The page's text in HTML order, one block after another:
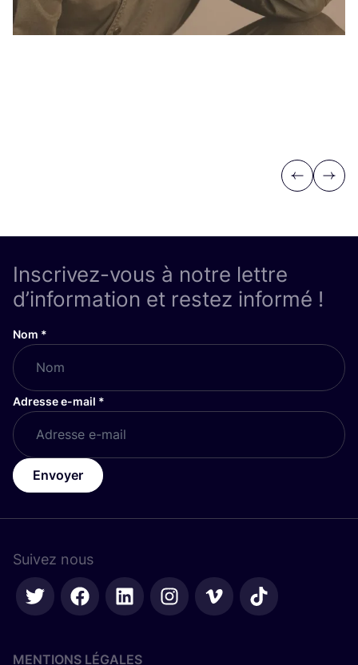
Previous
Next
Inscrivez-vous à notre lettre
d’information et restez informé !
Nom *
Adresse e-mail *
Envoyer
Suivez nous
MENTIONS LÉGALES